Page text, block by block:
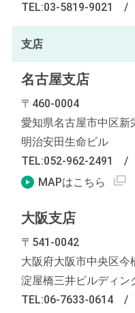
TEL:03-5819-9021 /
支店
名古屋支店
〒460-0004
愛知県名古屋市中区新
明治安田生命ビル
TEL:052-962-2491
/
MAPはこちら
大阪支店
〒541-0042
大阪府大阪市中央区今
淀屋橋三井ビルディン
TEL:06-7633-0614
/